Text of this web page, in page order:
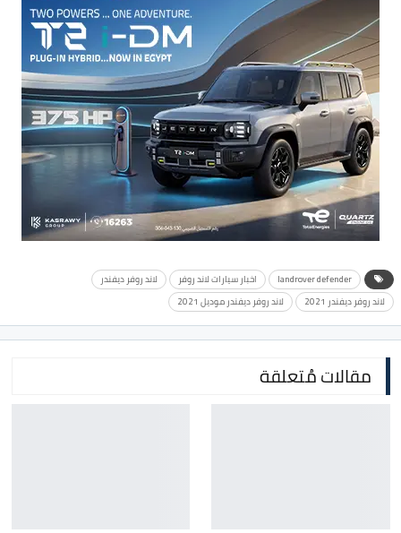
landrover defender اخبار سيارات لاند روفر
لاند روفر ديفندر
لاند روفر ديفندر 2021
لاند روفر ديفندر موديل 2021
مقالات مُتعلقة